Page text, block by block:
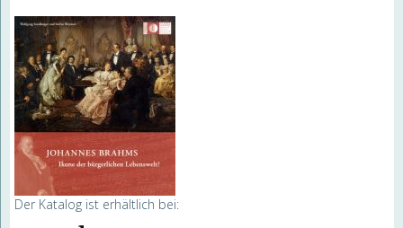
Der Katalog ist erhältlich bei: